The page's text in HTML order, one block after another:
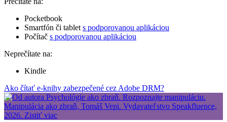
Pocketbook
Smartfón či tablet s podporovanou aplikáciou
Počítač s podporovanou aplikáciou
Neprečítate na:
Kindle
Ako čítať e-knihy zabezpečené cez Adobe DRM?